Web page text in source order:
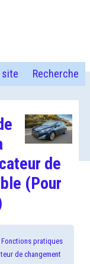
site Recherche
de
(Pour
Fonctions pratiques
de changement